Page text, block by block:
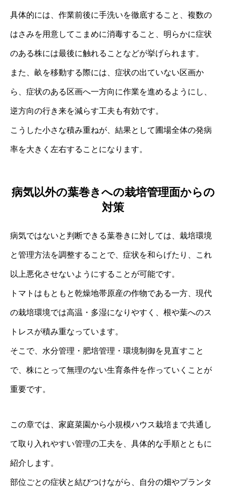
具体的には、作業前後に手洗いを徹底すること、複数の
はさみを用意してこまめに消毒すること、明らかに症状
のある株には最後に触れることなどが挙げられます。
また、畝を移動する際には、症状の出ていない区画か
ら、症状のある区画へ一方向に作業を進めるようにし、
逆方向の行き来を減らす工夫も有効です。
こうした小さな積み重ねが、結果として圃場全体の発病
率を大きく左右することになります。
病気以外の葉巻きへの栽培管理面からの
対策
病気ではないと判断できる葉巻きに対しては、栽培環境
と管理方法を調整することで、症状を和らげたり、これ
以上悪化させないようにすることが可能です。
トマトはもともと乾燥地帯原産の作物である一方、現代
の栽培環境では高温・多湿になりやすく、根や葉へのス
トレスが積み重なっています。
そこで、水分管理・肥培管理・環境制御を見直すこと
で、株にとって無理のない生育条件を作っていくことが
重要です。
この章では、家庭菜園から小規模ハウス栽培まで共通し
て取り入れやすい管理の工夫を、具体的な手順とともに
紹介します。
部位ごとの症状と結びつけながら、自分の畑やプランタ